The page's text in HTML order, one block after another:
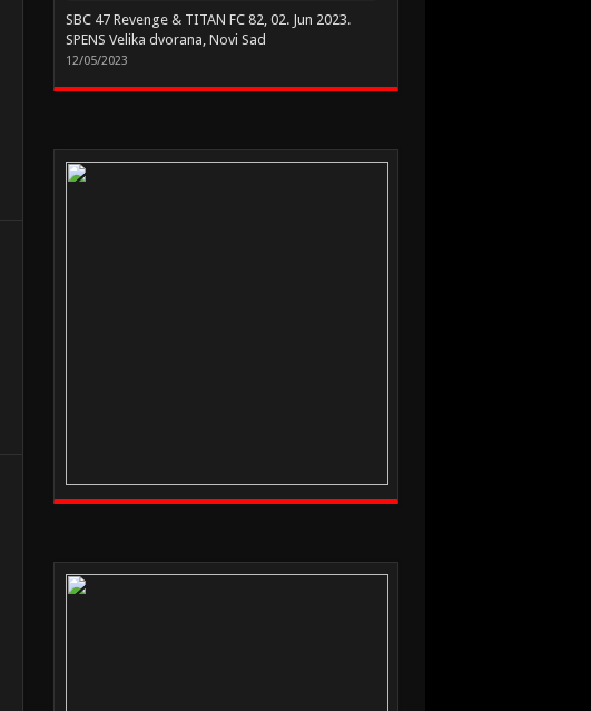
SBC 47 Revenge & TITAN FC 82, 02. Jun 2023.
SPENS Velika dvorana, Novi Sad
12/05/2023